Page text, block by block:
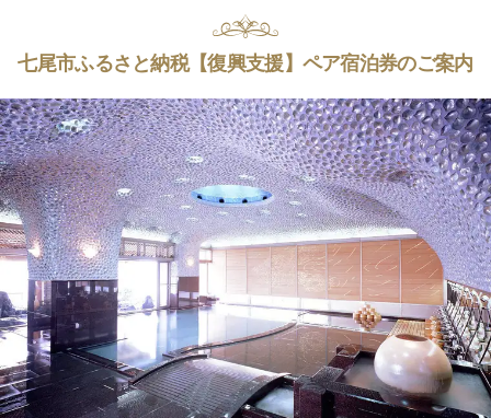
七尾市ふるさと納税【復興支援】ペア宿泊券のご案内